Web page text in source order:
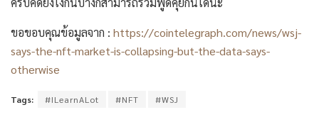
ขอขอบคุณข้อมูลจาก : https://cointelegraph.com/news/wsj-
says-the-nft-market-is-collapsing-but-the-data-says-
otherwise
Tags: #ILearnALot #NFT #WSJ